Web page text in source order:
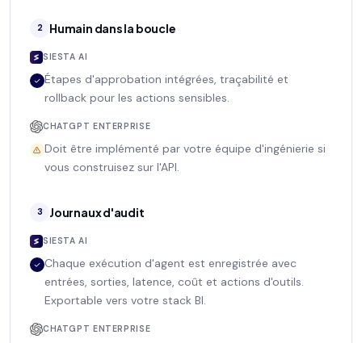
2 Humain dans la boucle
SIESTA AI
Étapes d'approbation intégrées, traçabilité et
rollback pour les actions sensibles.
CHATGPT ENTERPRISE
Doit être implémenté par votre équipe d'ingénierie si
vous construisez sur l'API.
3 Journaux d'audit
SIESTA AI
Chaque exécution d'agent est enregistrée avec
entrées, sorties, latence, coût et actions d'outils.
Exportable vers votre stack BI.
CHATGPT ENTERPRISE